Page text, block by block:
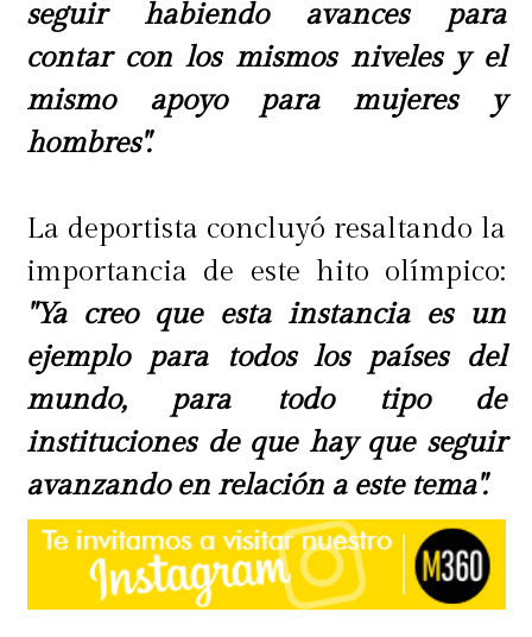
seguir habiendo avances para
contar con los mismos niveles y el
mismo apoyo para mujeres y
hombres".
La deportista concluyó resaltando la
importancia de este hito olímpico:
"Ya creo que esta instancia es un
ejemplo para todos los países del
mundo, para todo tipo de
instituciones de que hay que seguir
avanzando en relación a este tema".